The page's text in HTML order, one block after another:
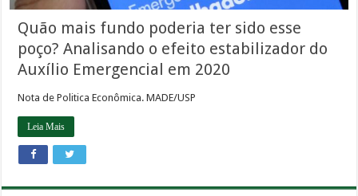
Quão mais fundo poderia ter sido esse
poço? Analisando o efeito estabilizador do
Auxílio Emergencial em 2020
Nota de Politica Econômica. MADE/USP
Leia Mais